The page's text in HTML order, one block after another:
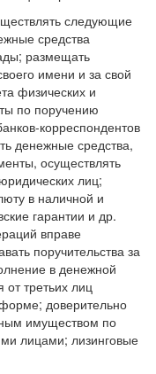
следующие
средства
размещать
имени и за свой
физических и
по поручению
корреспондентов
денежные средства,
осуществлять
лиц;
в наличной и
гарантии и др.
вправе
поручительства за
в денежной
третьих лиц
доверительно
имуществом по
лицами; лизинговые